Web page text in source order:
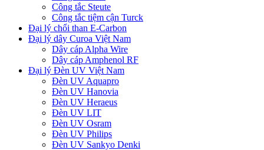
Công tắc Steute
Công tắc tiệm cận Turck
Đại lý chổi than E-Carbon
Đại lý dây Curoa Việt Nam
Dây cáp Alpha Wire
Dây cáp Amphenol RF
Đại lý Đèn UV Việt Nam
Đèn UV Aquapro
Đèn UV Hanovia
Đèn UV Heraeus
Đèn UV LIT
Đèn UV Osram
Đèn UV Philips
Đèn UV Sankyo Denki